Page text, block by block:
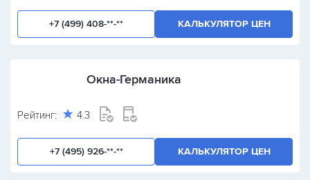
+7 (499) 408-**-** КАЛЬКУЛЯТОР ЦЕН
Окна-Германика
Рейтинг: 4.3
+7 (495) 926-**-** КАЛЬКУЛЯТОР ЦЕН